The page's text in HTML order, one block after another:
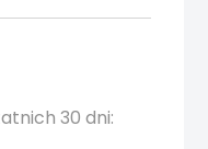
30 dni: